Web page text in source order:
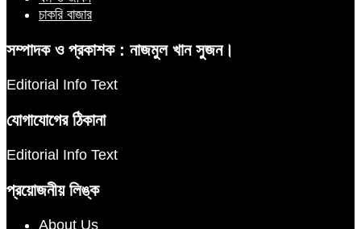
চাকরি বাজার
সম্পাদক ও প্রকাশক : নাজমুল খান সুজন।
Editorial Info Text
যোগাযোগের ঠিকানা
Editorial Info Text
প্রয়োজনীয় লিঙ্ক
About Us